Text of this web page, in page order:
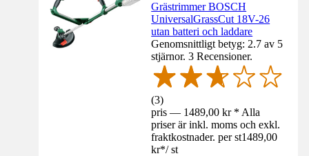
Grästrimmer BOSCH
UniversalGrassCut 18V-26
utan batteri och laddare
Genomsnittligt betyg: 2.7 av 5
stjärnor. 3 Recensioner.
(3)
pris — 1489,00 kr * Alla
priser är inkl. moms och exkl.
fraktkostnader. per st1489,00
kr*/ st